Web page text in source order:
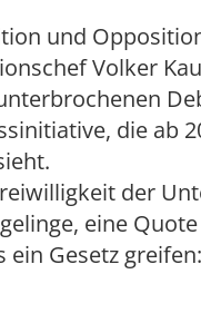
und
Volker
die ab
der
eine
Gesetz